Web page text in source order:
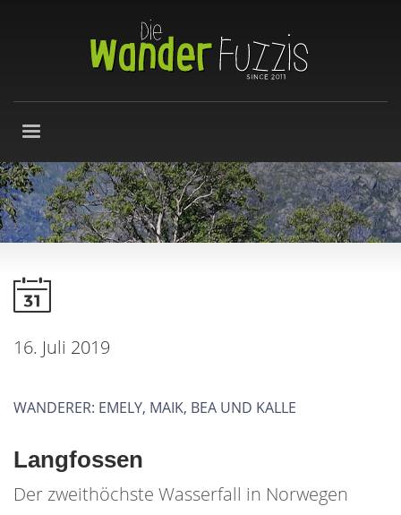
16. Juli 2019
WANDERER: EMELY, MAIK, BEA UND KALLE
Langfossen
Der zweithöchste Wasserfall in Norwegen